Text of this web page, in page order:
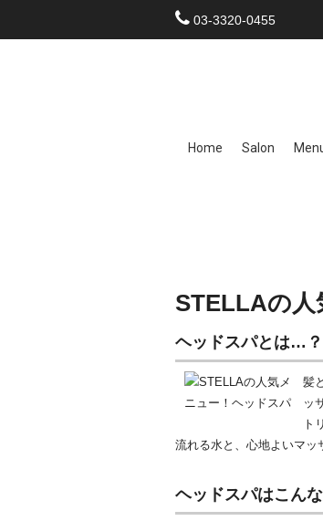
03-3320-0455
Home Salon
STELLAの
ヘッドスパとは…？
髪
ッ
ト
流れる水と、心地よいマッ
ヘッドスパはこん